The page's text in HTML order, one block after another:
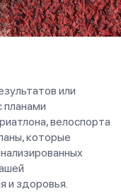
или
велоспорта
которые
и здоровья.